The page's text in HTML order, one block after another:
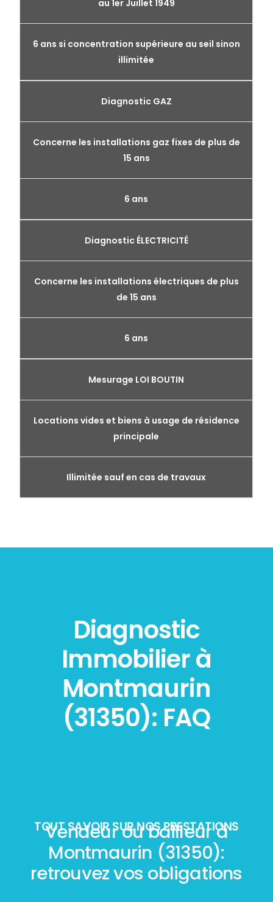
au 1er Juillet 1949
6 ans si concentration supérieure au seil sinon
illimitée
Diagnostic GAZ
Concerne les installations gaz fixes de plus de
15 ans
6 ans
Diagnostic ÉLECTRICITÉ
Concerne les installations électriques de plus
de 15 ans
6 ans
Mesurage LOI BOUTIN
Locations vides et biens à usage de résidence
principale
Illimitée sauf en cas de travaux
Diagnostic
Immobilier à
Montmaurin
(31350): FAQ
TOUT SAVOIR SUR NOS PRESTATIONS
Vendeur ou bailleur à
Montmaurin (31350):
retrouvez vos obligations